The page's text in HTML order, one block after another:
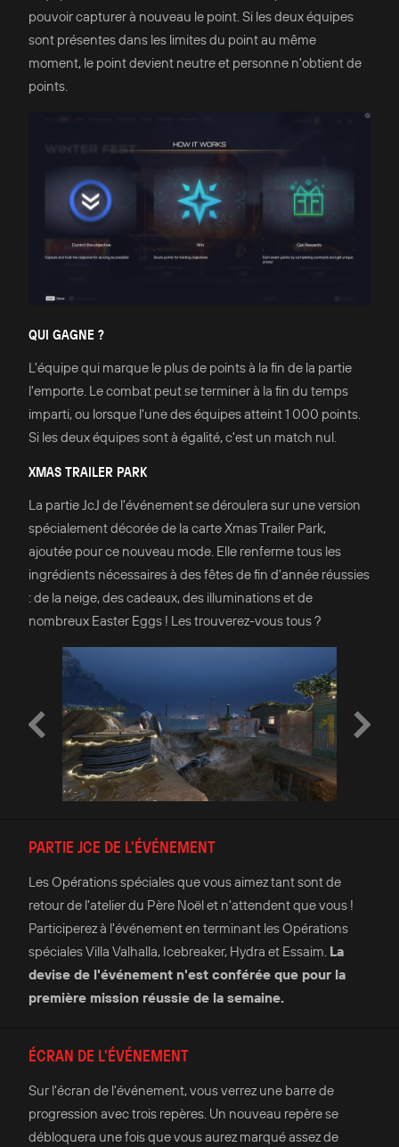
pouvoir capturer à nouveau le point. Si les deux équipes
sont présentes dans les limites du point au même
moment, le point devient neutre et personne n'obtient de
points.
QUI GAGNE ?
L'équipe qui marque le plus de points à la fin de la partie
l'emporte. Le combat peut se terminer à la fin du temps
imparti, ou lorsque l'une des équipes atteint 1 000 points.
Si les deux équipes sont à égalité, c'est un match nul.
XMAS TRAILER PARK
La partie JcJ de l'événement se déroulera sur une version
spécialement décorée de la carte Xmas Trailer Park,
ajoutée pour ce nouveau mode. Elle renferme tous les
ingrédients nécessaires à des fêtes de fin d'année réussies
: de la neige, des cadeaux, des illuminations et de
nombreux Easter Eggs ! Les trouverez-vous tous ?
PARTIE JCE DE L'ÉVÉNEMENT
Les Opérations spéciales que vous aimez tant sont de
retour de l'atelier du Père Noël et n'attendent que vous !
Participerez à l'événement en terminant les Opérations
spéciales Villa Valhalla, Icebreaker, Hydra et Essaim. La
devise de l'événement n'est conférée que pour la
première mission réussie de la semaine.
ÉCRAN DE L'ÉVÉNEMENT
Sur l'écran de l'événement, vous verrez une barre de
progression avec trois repères. Un nouveau repère se
débloquera une fois que vous aurez marqué assez de